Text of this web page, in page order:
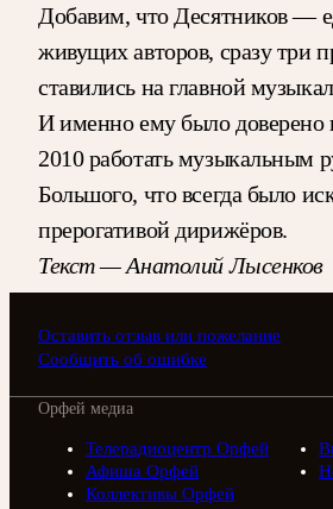
Добавим, что Десятников —
живущих авторов, сразу три
ставились на главной
И именно ему было доверено
2010 работать музыкальным
Большого, что всегда было
прерогативой дирижёров.
Текст — Анатолий Лысенков
Оставить отзыв или пожелание
Сообщить об ошибке
Орфей медиа
Телерадиоцентр Орфей
Афиша Орфей
Коллективы Орфей